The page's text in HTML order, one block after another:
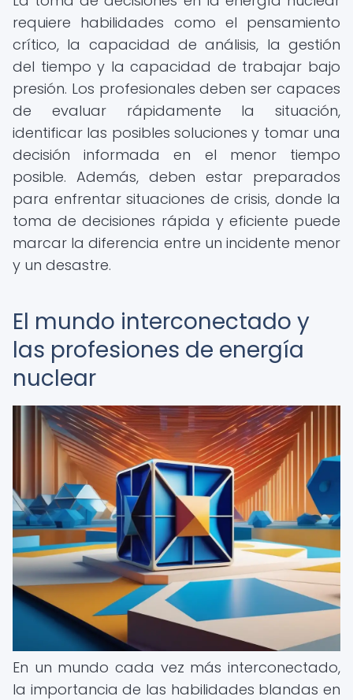
requiere habilidades como el pensamiento
crítico, la capacidad de análisis, la gestión
del tiempo y la capacidad de trabajar bajo
presión. Los profesionales deben ser capaces
de evaluar rápidamente la situación,
identificar las posibles soluciones y tomar una
decisión informada en el menor tiempo
posible. Además, deben estar preparados
para enfrentar situaciones de crisis, donde la
toma de decisiones rápida y eficiente puede
marcar la diferencia entre un incidente menor
y un desastre.
El mundo interconectado y
las profesiones de energía
nuclear
En un mundo cada vez más interconectado,
la importancia de las habilidades blandas en